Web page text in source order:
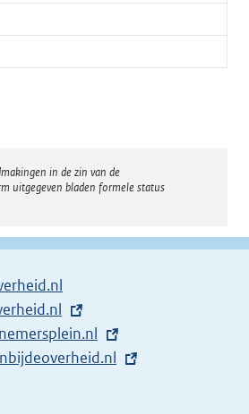
in de zin van de
uitgegeven bladen formele status